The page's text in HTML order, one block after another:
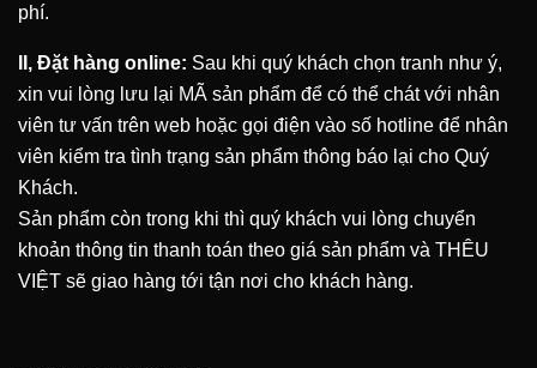
phí.
II, Đặt hàng online: Sau khi quý khách chọn tranh như ý,
xin vui lòng lưu lại MÃ sản phẩm để có thể chát với nhân
viên tư vấn trên web hoặc gọi điện vào số hotline để nhân
viên kiểm tra tình trạng sản phẩm thông báo lại cho Quý
Khách.
Sản phẩm còn trong khi thì quý khách vui lòng chuyển
khoản thông tin thanh toán theo giá sản phẩm và THÊU
VIỆT sẽ giao hàng tới tận nơi cho khách hàng.